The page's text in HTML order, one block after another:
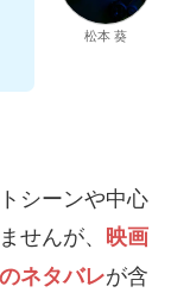
松本 葵
シーンや中心
せんが、 映画
ネタバレが含